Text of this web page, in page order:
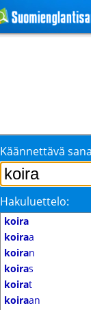
Käännettävä
Hakuluettelo:
koira
koiraa
koiran
koiras
koirat
koiraan